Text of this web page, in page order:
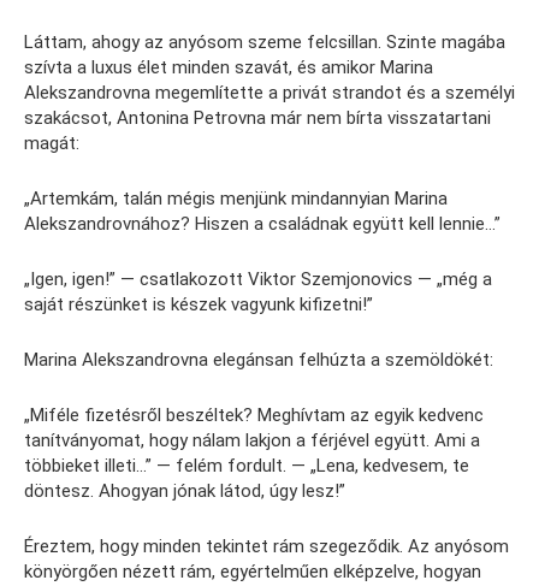
Láttam, ahogy az anyósom szeme felcsillan. Szinte magába
szívta a luxus élet minden szavát, és amikor Marina
Alekszandrovna megemlítette a privát strandot és a személyi
szakácsot, Antonina Petrovna már nem bírta visszatartani
magát:
„Artemkám, talán mégis menjünk mindannyian Marina
Alekszandrovnához? Hiszen a családnak együtt kell lennie…”
„Igen, igen!” — csatlakozott Viktor Szemjonovics — „még a
saját részünket is készek vagyunk kifizetni!”
Marina Alekszandrovna elegánsan felhúzta a szemöldökét:
„Miféle fizetésről beszéltek? Meghívtam az egyik kedvenc
tanítványomat, hogy nálam lakjon a férjével együtt. Ami a
többieket illeti…” — felém fordult. — „Lena, kedvesem, te
döntesz. Ahogyan jónak látod, úgy lesz!”
Éreztem, hogy minden tekintet rám szegeződik. Az anyósom
könyörgően nézett rám, egyértelműen elképzelve, hogyan